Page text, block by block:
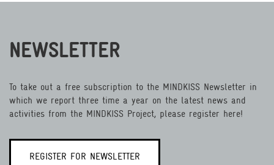
NEWSLETTER
To take out a free subscription to the MINDKISS Newsletter in
which we report three time a year on the latest news and
activities from the MINDKISS Project, please register here!
REGISTER FOR NEWSLETTER